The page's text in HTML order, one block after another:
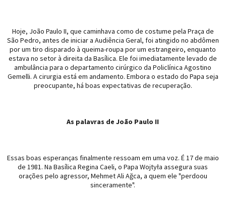
Hoje, João Paulo II, que caminhava como de costume pela Praça de
São Pedro, antes de iniciar a Audiência Geral, foi atingido no abdômen
por um tiro disparado à queima-roupa por um estrangeiro, enquanto
estava no setor à direita da Basílica. Ele foi imediatamente levado de
ambulância para o departamento cirúrgico da Policlínica Agostino
Gemelli. A cirurgia está em andamento. Embora o estado do Papa seja
preocupante, há boas expectativas de recuperação.
As palavras de João Paulo II
Essas boas esperanças finalmente ressoam em uma voz. É 17 de maio
de 1981. Na Basílica Regina Caeli, o Papa Wojtyła assegura suas
orações pelo agressor, Mehmet Ali Ağca, a quem ele "perdoou
sinceramente".